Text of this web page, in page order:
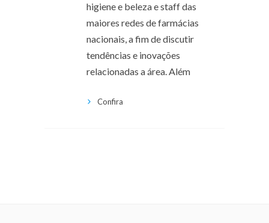
higiene e beleza e staff das
maiores redes de farmácias
nacionais, a fim de discutir
tendências e inovações
relacionadas a área. Além
Confira